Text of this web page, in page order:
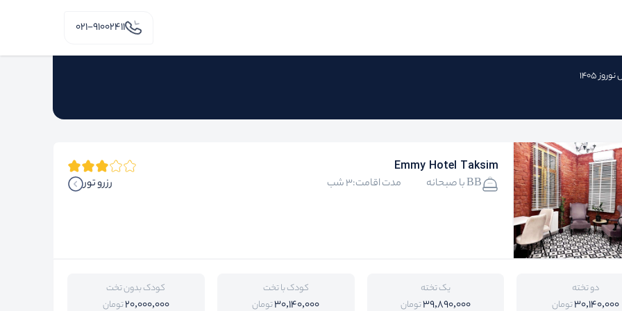
۰۲۱-91002411
1405
Emmy Hotel Taksim
BB با صبحانه مدت اقامت:3 شب رزرو تور
دو تخته
30,140,000تومان
یک تخته
39,890,000تومان
کودک با تخت
30,140,000تومان
کودک بدون تخت
20,000,000تومان